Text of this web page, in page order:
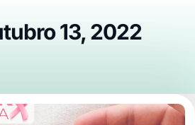
13, 2022